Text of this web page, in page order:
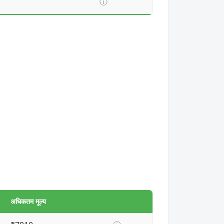
अधिकतम मूल्य